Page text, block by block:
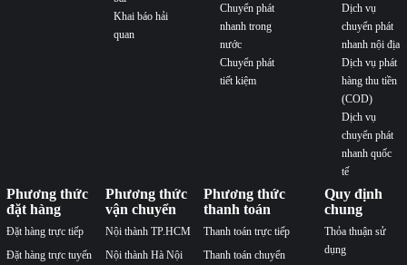
Khai báo hải
quan
Chuyển phát
nhanh trong
nước
Chuyển phát
tiết kiệm
Dịch vụ
chuyển phát
nhanh nội địa
Dịch vụ phát
hàng thu tiền
(COD)
Dịch vụ
chuyển phát
nhanh quốc
tế
Phương thức
đặt hàng
Đặt hàng trực tiếp
Đặt hàng trực tuyến
Phương thức
vận chuyển
Nội thành TP.HCM
Nội thành Hà Nội
Phương thức
thanh toán
Thanh toán trực tiếp
Thanh toán chuyển
Quy định
chung
Thỏa thuận sử
dụng